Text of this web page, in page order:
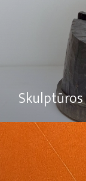
Skulptūros